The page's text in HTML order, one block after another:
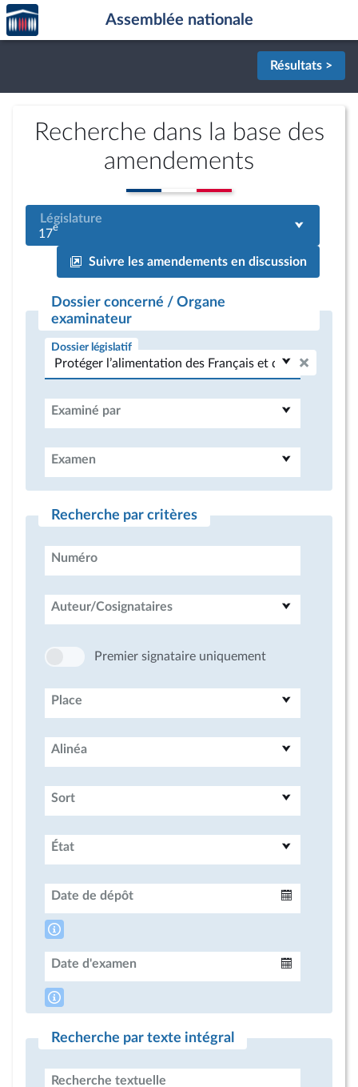
Aller au contenu
Aller en bas de la page
Accèder
à la
page
Assemblée nationale
Résultats >
Recherche dans la base des
amendements
Législature
17e
Suivre les amendements en discussion
Dossier concerné / Organe
examinateur
Dossier législatif
Examiné par
Examen
Recherche par critères
Numéro
Auteur/Cosignataires
Premier signataire uniquement
Place
Alinéa
Sort
État
Date de dépôt
Date d'examen
Recherche par texte intégral
Recherche textuelle